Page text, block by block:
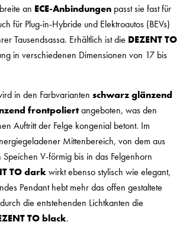
an ECE-Anbindungen passt sie fast für
für Plug-in-Hybride und Elektroautos (BEVs)
Tausendsassa. Erhältlich ist die DEZENT TO
in verschiedenen Dimensionen von 17 bis
in den Farbvarianten schwarz glänzend
frontpoliertangeboten, was den
Auftritt der Felge kongenial betont. Im
Mittenbereich, von dem aus
V-förmig bis in das Felgenhorn
TO darkwirkt ebenso stylisch wie elegant,
Pendant hebt mehr das offen gestaltete
die entstehenden Lichtkanten die
TO black.